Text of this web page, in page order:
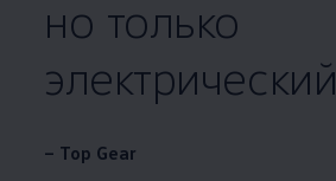
но только
– Top Gear